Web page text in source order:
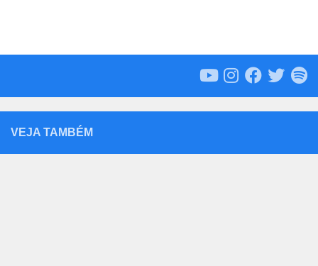
VEJA TAMBÉM